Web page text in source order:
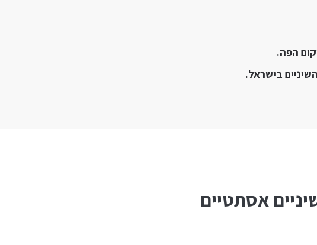
הפה.
בישראל.
אסתטיים